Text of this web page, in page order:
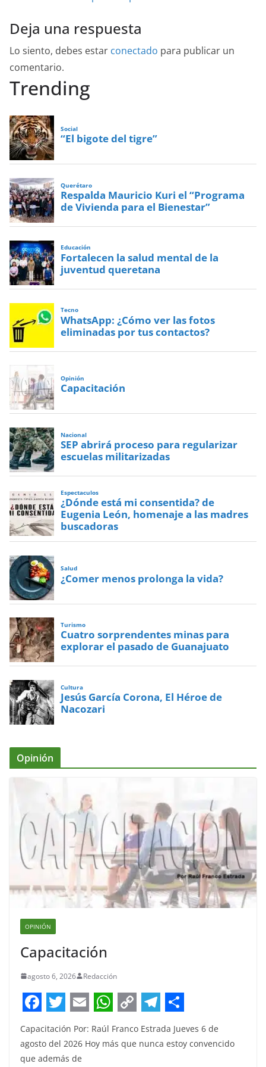
Deja una respuesta
Lo siento, debes estar conectado para publicar un
comentario.
Trending
Social
“El bigote del tigre”
Querétaro
Respalda Mauricio Kuri el “Programa
de Vivienda para el Bienestar”
Educación
Fortalecen la salud mental de la
juventud queretana
Tecno
WhatsApp: ¿Cómo ver las fotos
eliminadas por tus contactos?
Opinión
Capacitación
Nacional
SEP abrirá proceso para regularizar
escuelas militarizadas
Espectaculos
¿Dónde está mi consentida? de
Eugenia León, homenaje a las madres
buscadoras
Salud
¿Comer menos prolonga la vida?
Turismo
Cuatro sorprendentes minas para
explorar el pasado de Guanajuato
Cultura
Jesús García Corona, El Héroe de
Nacozari
Opinión
OPINIÓN
Capacitación
agosto 6, 2026 Redacción
F
a
c
T
w
i
E
m
a
W
h
C
o
T
e
S
h
Capacitación Por: Raúl Franco Estrada Jueves 6 de
agosto del 2026 Hoy más que nunca estoy convencido
que además de